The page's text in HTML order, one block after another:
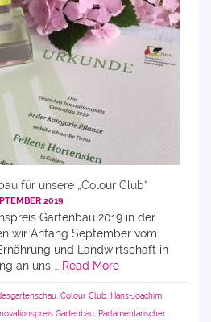
für unsere „Colour Club“
2019
Gartenbau 2019 in der
wir Anfang September vom
und Landwirtschaft in
an uns …
Read More
Colour Club Hans-Joachim
Gartenbau Parlamentarischer